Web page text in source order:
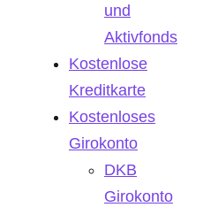
und
Aktivfonds
Kostenlose
Kreditkarte
Kostenloses
Girokonto
DKB
Girokonto